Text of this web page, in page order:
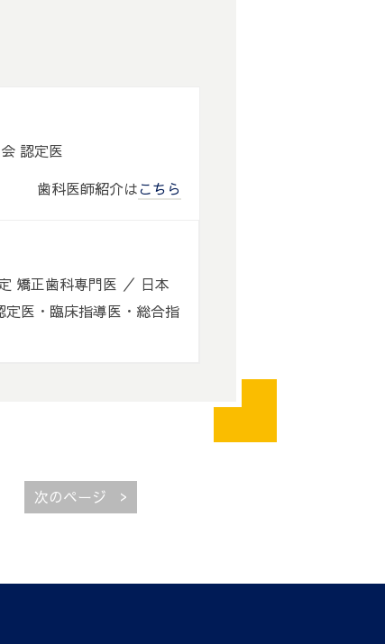
会 認定医
歯科医師紹介はこちら
矯正歯科専門医 ／ 日本
医・臨床指導医・総合指
次のページ >